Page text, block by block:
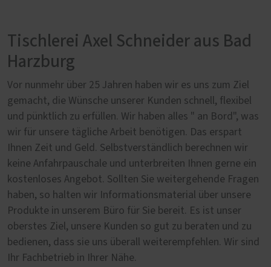
Tischlerei Axel Schneider aus Bad
Harzburg
Vor nunmehr über 25 Jahren haben wir es uns zum Ziel
gemacht, die Wünsche unserer Kunden schnell, flexibel
und pünktlich zu erfüllen. Wir haben alles " an Bord", was
wir für unsere tägliche Arbeit benötigen. Das erspart
Ihnen Zeit und Geld. Selbstverständlich berechnen wir
keine Anfahrpauschale und unterbreiten Ihnen gerne ein
kostenloses Angebot. Sollten Sie weitergehende Fragen
haben, so halten wir Informationsmaterial über unsere
Produkte in unserem Büro für Sie bereit. Es ist unser
oberstes Ziel, unsere Kunden so gut zu beraten und zu
bedienen, dass sie uns überall weiterempfehlen. Wir sind
Ihr Fachbetrieb in Ihrer Nähe.